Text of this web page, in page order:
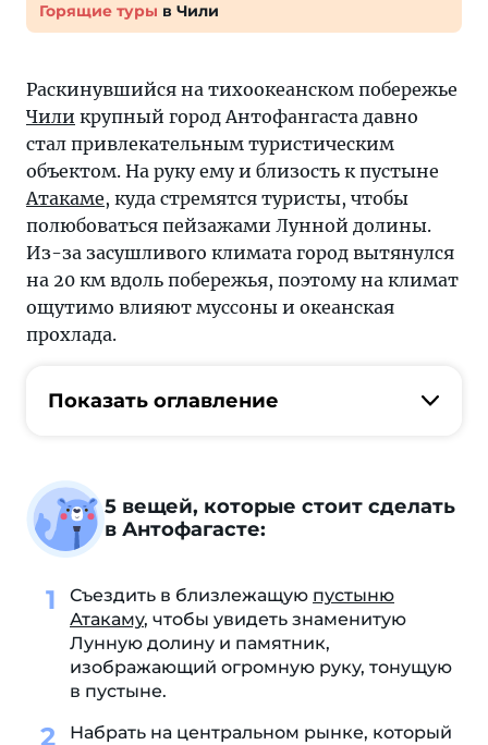
Горящие туры в Чили
Раскинувшийся на тихоокеанском побережье
Чили крупный город Антофангаста давно
стал привлекательным туристическим
объектом. На руку ему и близость к пустыне
Атакаме, куда стремятся туристы, чтобы
полюбоваться пейзажами Лунной долины.
Из-за засушливого климата город вытянулся
на 20 км вдоль побережья, поэтому на климат
ощутимо влияют муссоны и океанская
прохлада.
Показать оглавление
5 вещей, которые стоит сделать
в Антофагасте:
Съездить в близлежащую пустыню
Атакаму, чтобы увидеть знаменитую
Лунную долину и памятник,
изображающий огромную руку, тонущую
в пустыне.
Набрать на центральном рынке, который